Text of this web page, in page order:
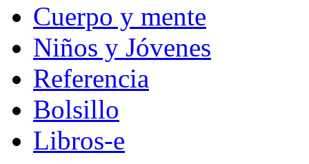
Cuerpo y mente
Niños y Jóvenes
Referencia
Bolsillo
Libros-e